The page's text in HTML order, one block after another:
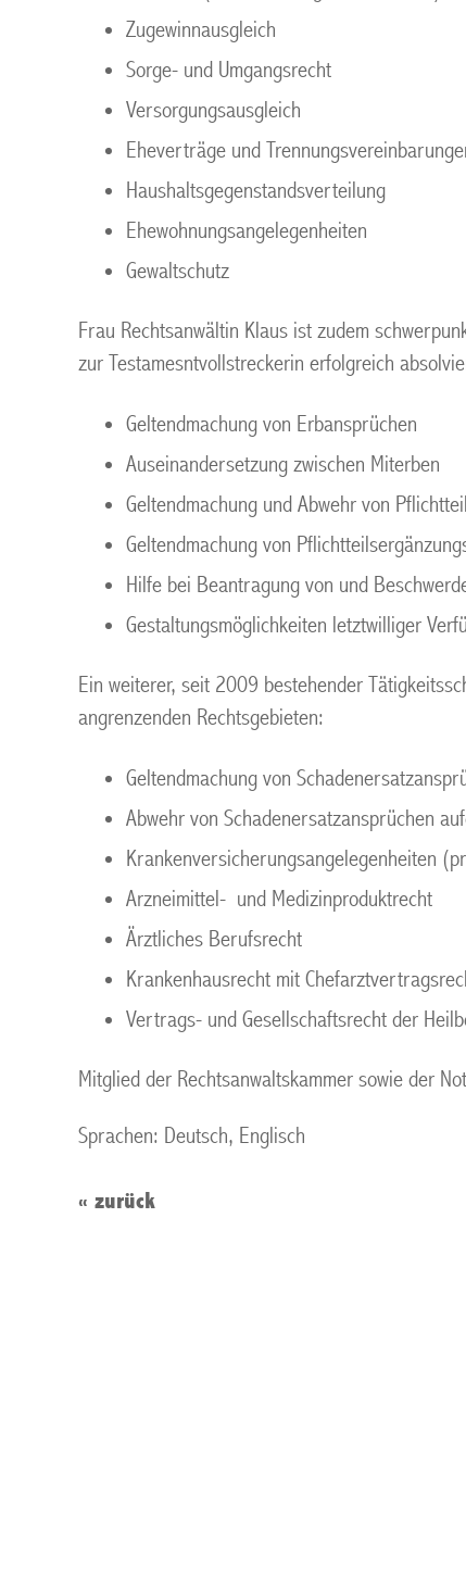
Zugewinnausgleich
Sorge- und Umgangsrecht
Versorgungsausgleich
Eheverträge und
Haushaltsgegenstandsverteilung
Ehewohnungsangelegenheiten
Gewaltschutz
Frau Rechtsanwältin Klaus ist zudem
zur Testamesntvollstreckerin erfolgreich
Geltendmachung von Erbansprüchen
Auseinandersetzung zwischen Miterben
Geltendmachung und Abwehr von
Geltendmachung von
Hilfe bei Beantragung von und
Gestaltungsmöglichkeiten letztwilliger
Ein weiterer, seit 2009 bestehender
angrenzenden Rechtsgebieten:
Geltendmachung von
Abwehr von Schadenersatzansprüchen
Krankenversicherungsangelegenheiten
Arzneimittel- und Medizinproduktrecht
Ärztliches Berufsrecht
Krankenhausrecht mit
Vertrags- und Gesellschaftsrecht der
Mitglied der Rechtsanwaltskammer sowie der
Sprachen: Deutsch, Englisch
« zurück